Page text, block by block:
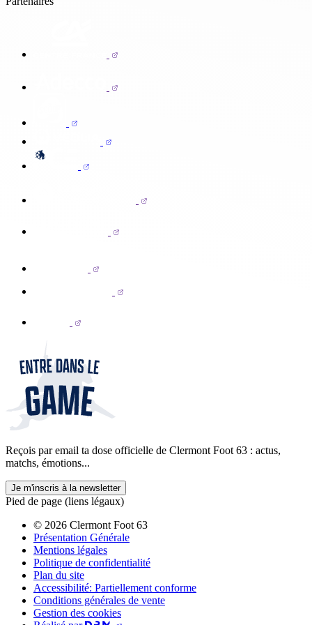
Reçois par email ta dose officielle de Clermont Foot 63 : actus,
matchs, émotions...
Je m'inscris à la newsletter
Pied de page (liens légaux)
© 2026 Clermont Foot 63
Présentation Générale
Mentions légales
Politique de confidentialité
Plan du site
Accessibilité: Partiellement conforme
Conditions générales de vente
Gestion des cookies